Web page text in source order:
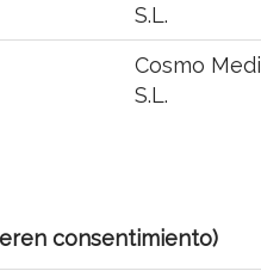
S.L.
Cosmo
S.L.
consentimiento)